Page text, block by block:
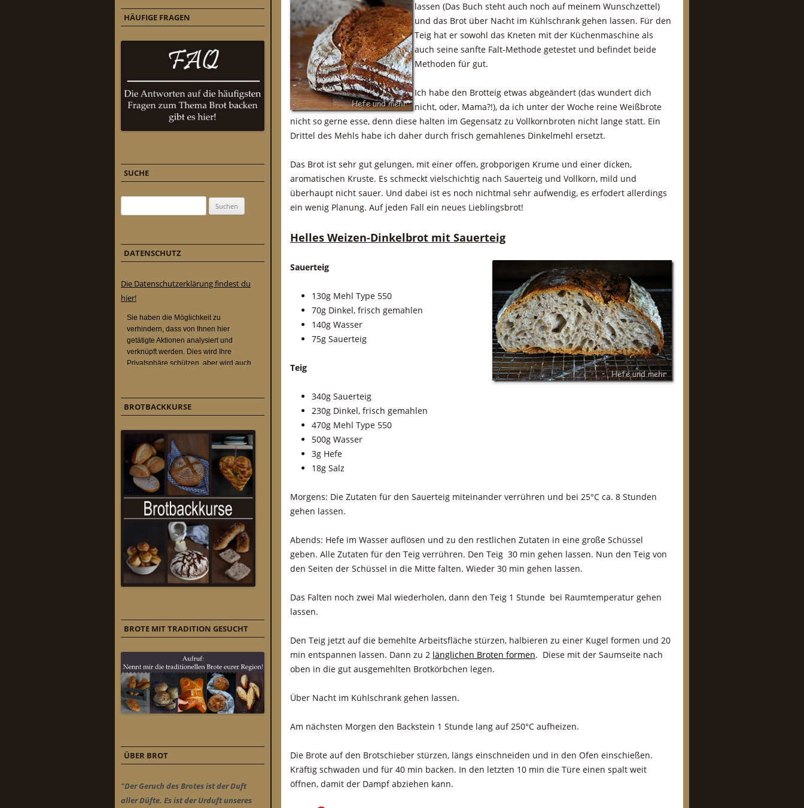
lassen (Das Buch steht auch noch auf meinem Wunschzettel)
und das Brot über Nacht im Kühlschrank gehen lassen. Für den
Teig hat er sowohl das Kneten mit der Küchenmaschine als
auch seine sanfte Falt-Methode getestet und befindet beide
Methoden für gut.
Ich habe den Brotteig etwas abgeändert (das wundert dich
nicht, oder, Mama?!), da ich unter der Woche reine Weißbrote
nicht so gerne esse, denn diese halten im Gegensatz zu Vollkornbroten nicht lange statt. Ein
Drittel des Mehls habe ich daher durch frisch gemahlenes Dinkelmehl ersetzt.
Das Brot ist sehr gut gelungen, mit einer offen, grobporigen Krume und einer dicken,
aromatischen Kruste. Es schmeckt vielschichtig nach Sauerteig und Vollkorn, mild und
überhaupt nicht sauer. Und dabei ist es noch nichtmal sehr aufwendig, es erfodert allerdings
ein wenig Planung. Auf jeden Fall ein neues Lieblingsbrot!
Helles Weizen-Dinkelbrot mit Sauerteig
Sauerteig
130g Mehl Type 550
70g Dinkel, frisch gemahlen
140g Wasser
75g Sauerteig
Teig
340g Sauerteig
230g Dinkel, frisch gemahlen
470g Mehl Type 550
500g Wasser
3g Hefe
18g Salz
Morgens: Die Zutaten für den Sauerteig miteinander verrühren und bei 25°C ca. 8 Stunden
gehen lassen.
Abends: Hefe im Wasser auflösen und zu den restlichen Zutaten in eine große Schüssel
geben. Alle Zutaten für den Teig verrühren. Den Teig 30 min gehen lassen. Nun den Teig von
den Seiten der Schüssel in die Mitte falten. Wieder 30 min gehen lassen.
Das Falten noch zwei Mal wiederholen, dann den Teig 1 Stunde bei Raumtemperatur gehen
lassen.
Den Teig jetzt auf die bemehlte Arbeitsfläche stürzen, halbieren zu einer Kugel formen und 20
min entspannen lassen. Dann zu 2 länglichen Broten formen. Diese mit der Saumseite nach
oben in die gut ausgemehlten Brotkörbchen legen.
Über Nacht im Kühlschrank gehen lassen.
Am nächsten Morgen den Backstein 1 Stunde lang auf 250°C aufheizen.
Die Brote auf den Brotschieber stürzen, längs einschneiden und in den Ofen einschießen.
Kräftig schwaden und für 40 min backen. In den letzten 10 min die Türe einen spalt weit
öffnen, damit der Dampf abziehen kann.
HÄUFIGE FRAGEN
SUCHE
DATENSCHUTZ
Die Datenschutzerklärung findest du
hier!
BROTBACKKURSE
BROTE MIT TRADITION GESUCHT
ÜBER BROT
"Der Geruch des Brotes ist der Duft
aller Düfte. Es ist der Urduft unseres